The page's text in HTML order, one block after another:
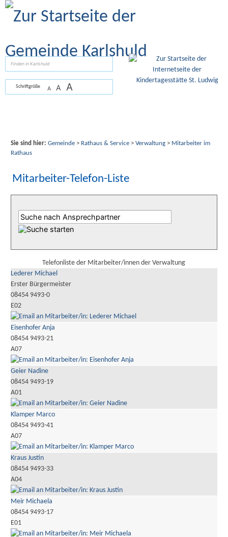
Zum Inhalt
Schriftgröße A A A
Sie sind hier: Gemeinde> Rathaus & Service> Verwaltung> Mitarbeiter im
Rathaus
Mitarbeiter-Telefon-Liste
Telefonliste der Mitarbeiter/innen der Verwaltung
Lederer Michael
Erster Bürgermeister
08454 9493-0
E02
Eisenhofer Anja
08454 9493-21
A07
Geier Nadine
08454 9493-19
A01
Klamper Marco
08454 9493-41
A07
Kraus Justin
08454 9493-33
A04
Meir Michaela
08454 9493-17
E01